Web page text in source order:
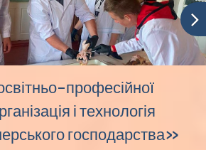
професійної
і технологія
господарства»